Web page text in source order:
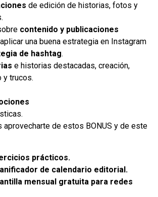
de edición de historias, fotos y
contenido y publicaciones
una buena estrategia en Instagram
de hashtag.
e historias destacadas, creación,
y trucos.
aprovecharte de estos BONUS y de este
prácticos.
de calendario editorial.
mensual gratuita para redes